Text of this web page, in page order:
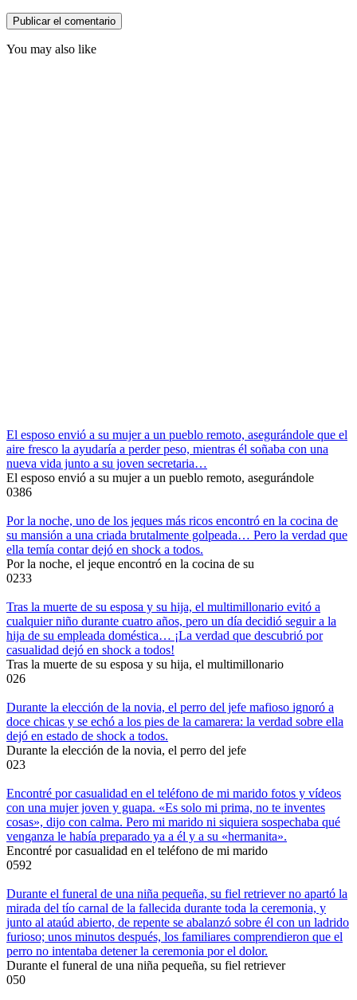
You may also like
El esposo envió a su mujer a un pueblo remoto, asegurándole que el
aire fresco la ayudaría a perder peso, mientras él soñaba con una
nueva vida junto a su joven secretaria…
El esposo envió a su mujer a un pueblo remoto, asegurándole
0386
Por la noche, uno de los jeques más ricos encontró en la cocina de
su mansión a una criada brutalmente golpeada… Pero la verdad que
ella temía contar dejó en shock a todos.
Por la noche, el jeque encontró en la cocina de su
0233
Tras la muerte de su esposa y su hija, el multimillonario evitó a
cualquier niño durante cuatro años, pero un día decidió seguir a la
hija de su empleada doméstica… ¡La verdad que descubrió por
casualidad dejó en shock a todos!
Tras la muerte de su esposa y su hija, el multimillonario
026
Durante la elección de la novia, el perro del jefe mafioso ignoró a
doce chicas y se echó a los pies de la camarera: la verdad sobre ella
dejó en estado de shock a todos.
Durante la elección de la novia, el perro del jefe
023
Encontré por casualidad en el teléfono de mi marido fotos y vídeos
con una mujer joven y guapa. «Es solo mi prima, no te inventes
cosas», dijo con calma. Pero mi marido ni siquiera sospechaba qué
venganza le había preparado ya a él y a su «hermanita».
Encontré por casualidad en el teléfono de mi marido
0592
Durante el funeral de una niña pequeña, su fiel retriever no apartó la
mirada del tío carnal de la fallecida durante toda la ceremonia, y
junto al ataúd abierto, de repente se abalanzó sobre él con un ladrido
furioso; unos minutos después, los familiares comprendieron que el
perro no intentaba detener la ceremonia por el dolor.
Durante el funeral de una niña pequeña, su fiel retriever
050